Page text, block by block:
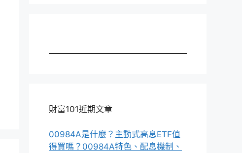
財富101近期文章
00984A是什麼？主動式高息ETF值
得買嗎？00984A特色、配息機制、